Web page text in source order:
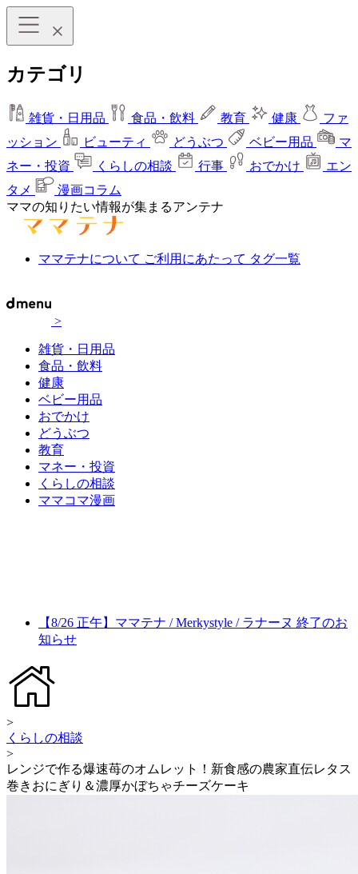
カテゴリ
雑貨・日用品 食品・飲料 教育 健康
ファ
ッション
ビューティ どうぶつ ベビー用品
マ
ネー・投資
くらしの相談 行事 おでかけ
エン
タメ
漫画コラム
ママの知りたい情報が集まるアンテナ
ママテナについて ご利用にあたって タグ一覧
>
雑貨・日用品
食品・飲料
健康
ベビー用品
おでかけ
どうぶつ
教育
マネー・投資
くらしの相談
ママコマ漫画
【8/26 正午】ママテナ / Merkystyle / ラナーヌ 終了のお
知らせ
>
くらしの相談
>
レンジで作る爆速苺のオムレット！新食感の農家直伝レタス
巻きおにぎり＆濃厚かぼちゃチーズケーキ